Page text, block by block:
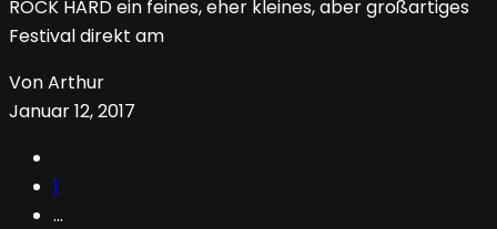
ROCK HARD ein feines, eher kleines, aber großartiges
Festival direkt am
Von Arthur
Januar 12, 2017
1
…